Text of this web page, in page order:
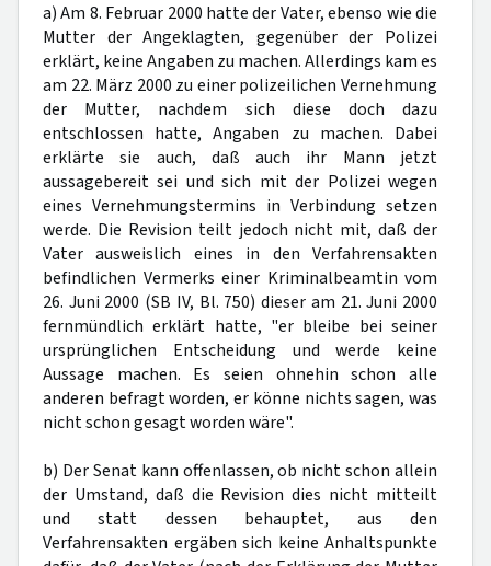
a) Am 8. Februar 2000 hatte der Vater, ebenso wie die
Mutter der Angeklagten, gegenüber der Polizei
erklärt, keine Angaben zu machen. Allerdings kam es
am 22. März 2000 zu einer polizeilichen Vernehmung
der Mutter, nachdem sich diese doch dazu
entschlossen hatte, Angaben zu machen. Dabei
erklärte sie auch, daß auch ihr Mann jetzt
aussagebereit sei und sich mit der Polizei wegen
eines Vernehmungstermins in Verbindung setzen
werde. Die Revision teilt jedoch nicht mit, daß der
Vater ausweislich eines in den Verfahrensakten
befindlichen Vermerks einer Kriminalbeamtin vom
26. Juni 2000 (SB IV, Bl. 750) dieser am 21. Juni 2000
fernmündlich erklärt hatte, "er bleibe bei seiner
ursprünglichen Entscheidung und werde keine
Aussage machen. Es seien ohnehin schon alle
anderen befragt worden, er könne nichts sagen, was
nicht schon gesagt worden wäre".
b) Der Senat kann offenlassen, ob nicht schon allein
der Umstand, daß die Revision dies nicht mitteilt
und statt dessen behauptet, aus den
Verfahrensakten ergäben sich keine Anhaltspunkte